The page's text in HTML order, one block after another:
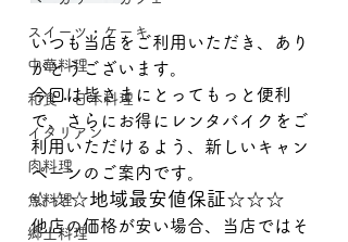
スイーツ・ケーキ
中華料理
和食・日本料理
イタリアン
肉料理
魚料理
郷土料理
いつも当店をご利用いただき、あり
がとうございます。
今回は皆さまにとってもっと便利
で、さらにお得にレンタバイクをご
利用いただけるよう、新しいキャン
ペーンのご案内です。
☆☆☆地域最安値保証☆☆☆
他店の価格が安い場合、当店ではそ